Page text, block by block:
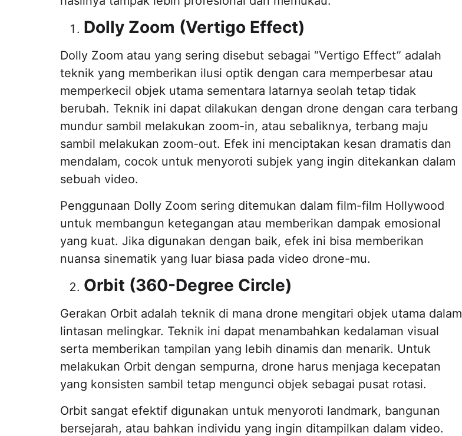
Dolly Zoom (Vertigo Effect)
Dolly Zoom atau yang sering disebut sebagai “Vertigo Effect” adalah
teknik yang memberikan ilusi optik dengan cara memperbesar atau
memperkecil objek utama sementara latarnya seolah tetap tidak
berubah. Teknik ini dapat dilakukan dengan drone dengan cara terbang
mundur sambil melakukan zoom-in, atau sebaliknya, terbang maju
sambil melakukan zoom-out. Efek ini menciptakan kesan dramatis dan
mendalam, cocok untuk menyoroti subjek yang ingin ditekankan dalam
sebuah video.
Penggunaan Dolly Zoom sering ditemukan dalam film-film Hollywood
untuk membangun ketegangan atau memberikan dampak emosional
yang kuat. Jika digunakan dengan baik, efek ini bisa memberikan
nuansa sinematik yang luar biasa pada video drone-mu.
Orbit (360-Degree Circle)
Gerakan Orbit adalah teknik di mana drone mengitari objek utama dalam
lintasan melingkar. Teknik ini dapat menambahkan kedalaman visual
serta memberikan tampilan yang lebih dinamis dan menarik. Untuk
melakukan Orbit dengan sempurna, drone harus menjaga kecepatan
yang konsisten sambil tetap mengunci objek sebagai pusat rotasi.
Orbit sangat efektif digunakan untuk menyoroti landmark, bangunan
bersejarah, atau bahkan individu yang ingin ditampilkan dalam video.